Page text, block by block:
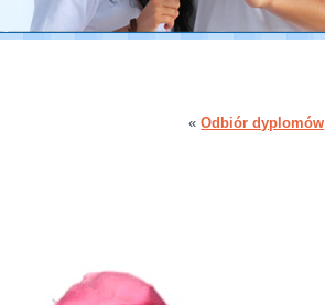
«Odbiór dyplomów